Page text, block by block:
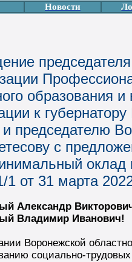
Новости
образования и
к
и председателю
с
от 31 марта
Александр
Владимир Иванович!
Воронежской
социально-